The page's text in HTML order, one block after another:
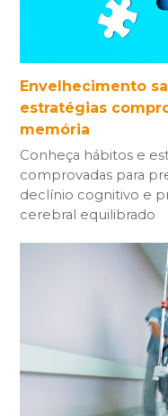
Envelhecimento
estratégias
memória
Conheça hábitos e
comprovadas para
declínio cognitivo e
cerebral equilibrado